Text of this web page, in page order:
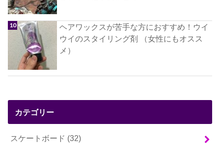
ヘアワックスが苦手な方におすすめ！ウイ
ウイのスタイリング剤 （女性にもオスス
メ）
カテゴリー
スケートボード (32)